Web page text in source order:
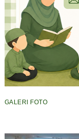
GALERI FOTO